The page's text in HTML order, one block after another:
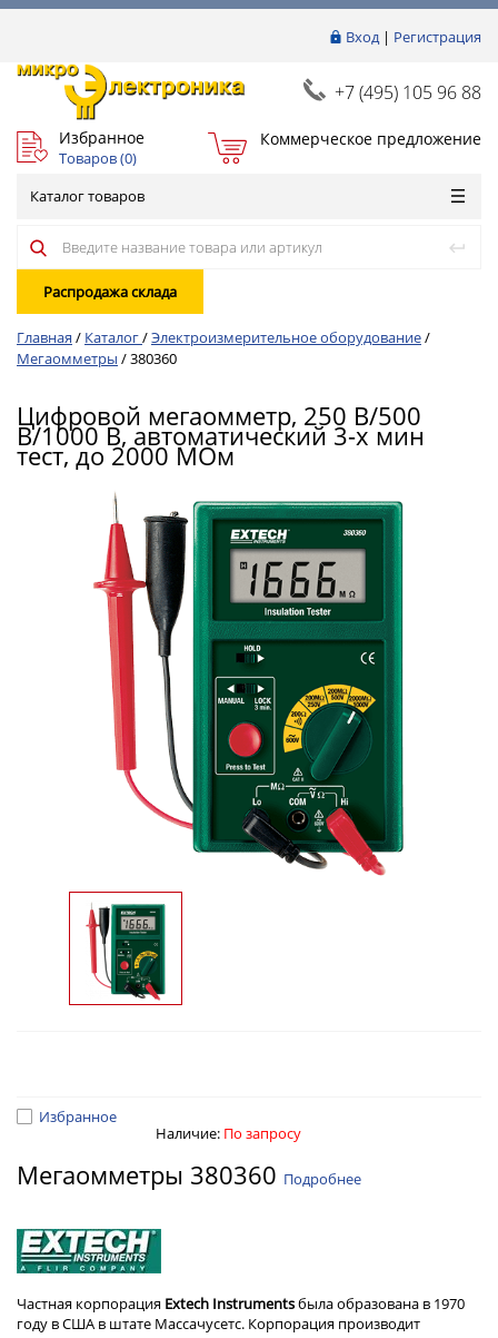
Вход| Регистрация
+7 (495) 105 96 88
Избранное
Товаров (0)
Коммерческое предложение
Каталог товаров
Распродажа склада
Главная / Каталог/Электроизмерительное оборудование/
Мегаомметры /380360
Цифровой мегаомметр, 250 В/500
В/1000 В, автоматический 3-х мин
тест, до 2000 МОм
Избранное
Наличие: По запросу
Мегаомметры 380360 Подробнее
Частная корпорация Extech Instrumentsбыла образована в 1970
году в США в штате Массачусетс. Корпорация производит